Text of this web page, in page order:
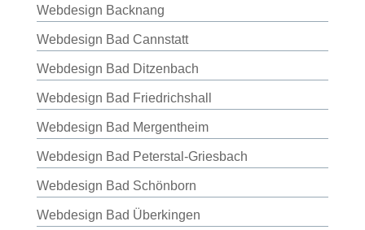
Webdesign Backnang
Webdesign Bad Cannstatt
Webdesign Bad Ditzenbach
Webdesign Bad Friedrichshall
Webdesign Bad Mergentheim
Webdesign Bad Peterstal-Griesbach
Webdesign Bad Schönborn
Webdesign Bad Überkingen